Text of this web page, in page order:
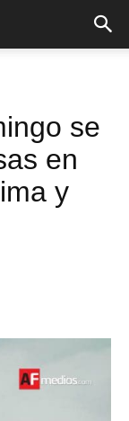
se
en
y